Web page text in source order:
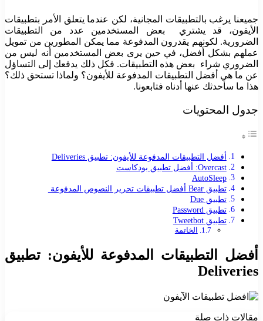
جميعنا يرغب بالتطبيقات المجانية، لكن عندما يتعلق الأمر بتطبيقات
الأيفون، قد يشتري بعض المستخدمين عدد من التطبيقات
الضرورية. لكونهم يقدرون المدفوعة مما يمكن المطورين من تمويل
عملهم بشكل أفضل، في حين يرى بعض المستخدمين أنه ليس من
الضروري شراء بعض هذه التطبيقات. فكل ذلك يدفعك إلى التساؤل
عن ما هي أفضل التطبيقات المدفوعة للأيفون؟ ولماذا تستحق ذلك؟
هذا ما سأحدثك عنها أدناه فتابعونا.
جدول المحتويات
أفضل التطبيقات المدفوعة للأيفون: تطبيق Deliveries
Overcast: أفضل تطبيق بودكاست
AutoSleep
تطبيق Bear أفضل تطبيقات تحرير النصوص المدفوعة
تطبيق Due
تطبيق Password
تطبيق Tweetbot
الخاتمة
أفضل التطبيقات المدفوعة للأيفون: تطبيق
Deliveries
مقالات ذات صلة